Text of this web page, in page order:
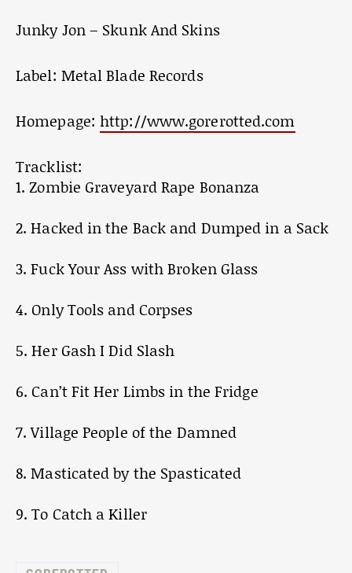
Junky Jon – Skunk And Skins
Label: Metal Blade Records
Homepage: http://www.gorerotted.com
Tracklist:
1. Zombie Graveyard Rape Bonanza
2. Hacked in the Back and Dumped in a Sack
3. Fuck Your Ass with Broken Glass
4. Only Tools and Corpses
5. Her Gash I Did Slash
6. Can’t Fit Her Limbs in the Fridge
7. Village People of the Damned
8. Masticated by the Spasticated
9. To Catch a Killer